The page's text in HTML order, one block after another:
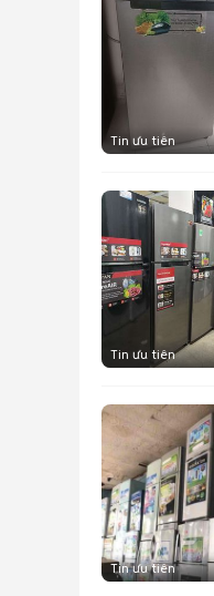
Tin ưu tiên
Tin ưu tiên
Tin ưu tiên